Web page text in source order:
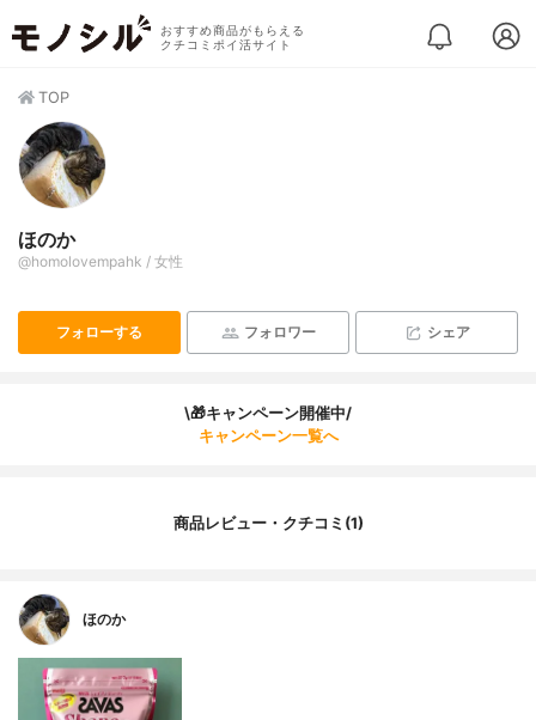
おすすめ商品がもらえる
クチコミポイ活サイト
TOP
ほのか
@homolovempahk / 女性
フォローする フォロワー シェア
\🎁キャンペーン開催中/
キャンペーン一覧へ
商品レビュー・クチコミ(1)
ほのか